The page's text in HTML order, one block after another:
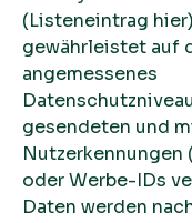
(Listeneintrag
gewährleistet auf
angemessenes
gesendeten und
Nutzerkennungen
oder Werbe-IDs
Daten werden